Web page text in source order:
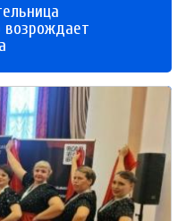
возрождает